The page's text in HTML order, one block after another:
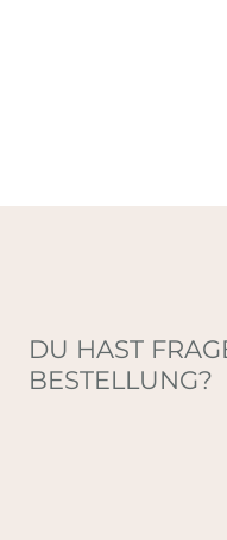
DU HAST
BESTELLUNG?